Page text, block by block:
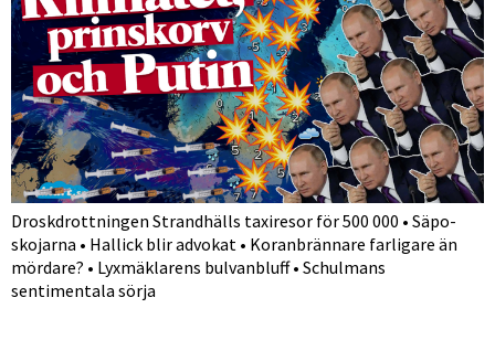
Droskdrottningen Strandhälls taxiresor för 500 000 • Säpo-
skojarna • Hallick blir advokat • Koranbrännare farligare än
mördare? • Lyxmäklarens bulvanbluff • Schulmans
sentimentala sörja